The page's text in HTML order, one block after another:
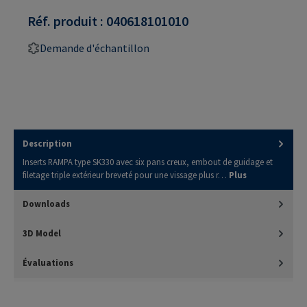
Réf. produit : 040618101010
Demande d'échantillon
Description
Inserts RAMPA type SK330 avec six pans creux, embout de guidage et
filetage triple extérieur breveté pour une vissage plus r… Plus
Downloads
3D Model
Évaluations